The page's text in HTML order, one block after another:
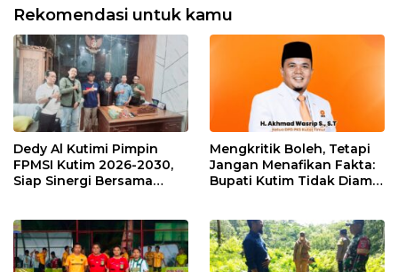
Rekomendasi untuk kamu
Dedy Al Kutimi Pimpin
FPMSI Kutim 2026-2030,
Siap Sinergi Bersama
Mengkritik Boleh, Tetapi
Jangan Menafikan Fakta:
Bupati Kutim Tidak Diam